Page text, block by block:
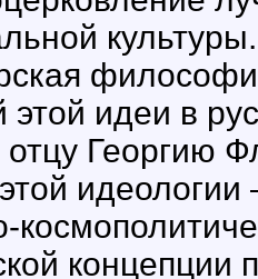
культуры.
этой идеи в
Георгию
идеологии
концепции